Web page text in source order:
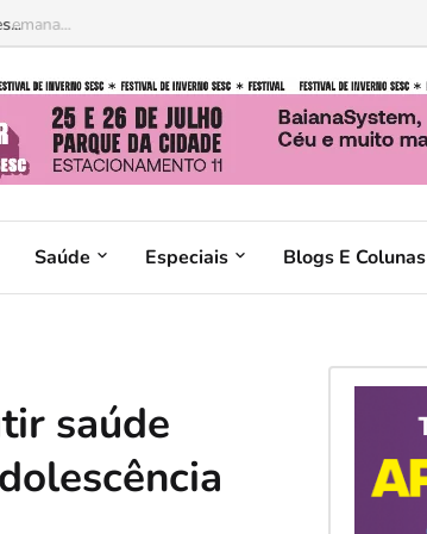
Saúde Especiais Blogs E Colunas
saúde